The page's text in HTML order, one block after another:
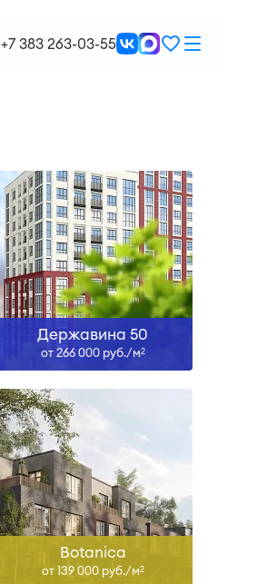
+7 383 263-03-55
Державина 50
от 266 000 руб./м2
Botanica
от 139 000 руб./м2
Сдан, IV-27
Узнать больше
Сдан
Узнать больше